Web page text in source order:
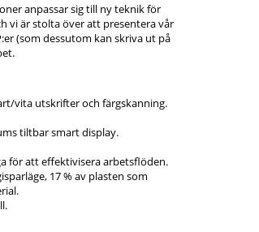
anpassar sig till ny teknik för
vi är stolta över att presentera vår
(som dessutom kan skriva ut på
vita utskrifter och färgskanning.
tiltbar smart display.
för att effektivisera arbetsflöden.
17 % av plasten som